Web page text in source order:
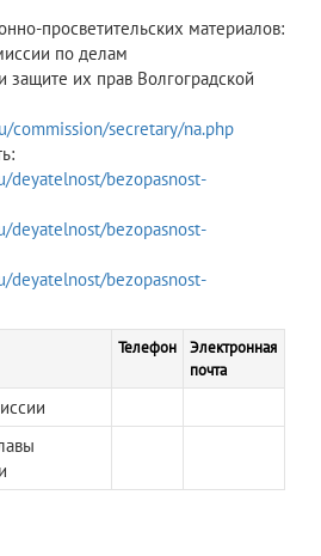
просветительских материалов:
по делам
защите их прав Волгоградской
commission/secretary/na.php
deyatelnost/bezopasnost-
deyatelnost/bezopasnost-
deyatelnost/bezopasnost-
Телефон
Электронная
почта